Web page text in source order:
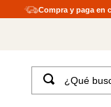
Compra y paga en
¿Qué buscas?